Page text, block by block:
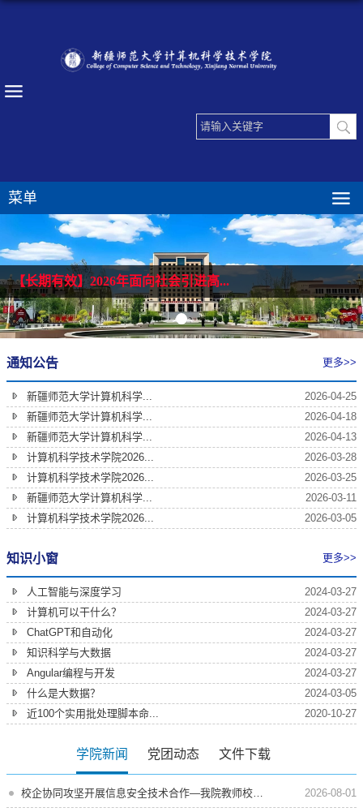
菜单
【长期有效】2026年面向社会引进高...
通知公告 更多>>
新疆师范大学计算机科学...
2026-04-25
新疆师范大学计算机科学...
2026-04-18
新疆师范大学计算机科学...
2026-04-13
计算机科学技术学院2026...
2026-03-28
计算机科学技术学院2026...
2026-03-25
新疆师范大学计算机科学...
2026-03-11
计算机科学技术学院2026...
2026-03-05
知识小窗 更多>>
人工智能与深度学习
2024-03-27
计算机可以干什么？
2024-03-27
ChatGPT和自动化
2024-03-27
知识科学与大数据
2024-03-27
Angular编程与开发
2024-03-27
什么是大数据？
2024-03-05
近100个实用批处理脚本命...
2020-10-27
学院新闻 党团动态 文件下载
2026-08-01